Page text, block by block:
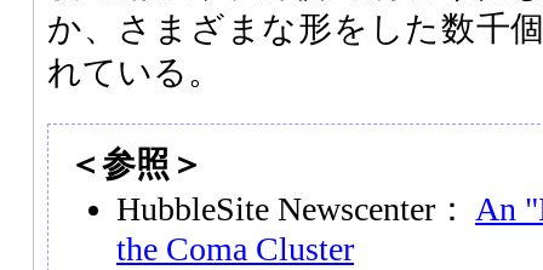
か、さまざまな形をした数千
れている。
＜参照＞
HubbleSite Newscenter： An
the Coma Cluster